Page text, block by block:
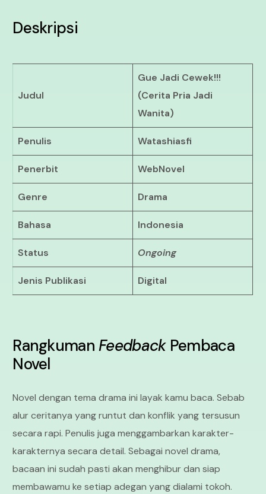
Deskripsi
Judul
Gue Jadi Cewek!!!
(Cerita Pria Jadi
Wanita)
Penulis Watashiasfi
Penerbit WebNovel
Genre Drama
Bahasa Indonesia
Status Ongoing
Jenis Publikasi Digital
RangkumanFeedback Pembaca
Novel
Novel dengan tema drama ini layak kamu baca. Sebab
alur ceritanya yang runtut dan konflik yang tersusun
secara rapi. Penulis juga menggambarkan karakter-
karakternya secara detail. Sebagai novel drama,
bacaan ini sudah pasti akan menghibur dan siap
membawamu ke setiap adegan yang dialami tokoh.